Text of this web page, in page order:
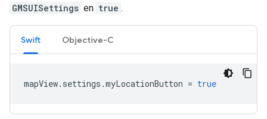
GMSUISettings en true .
Swift Objective-C
mapView. settings .myLocationButton = true